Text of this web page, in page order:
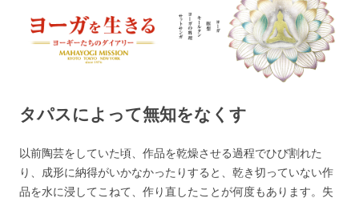
ヨーガを生きる — MAHAYOGI
MISSION ブログ
タパスによって無知をなくす
以前陶芸をしていた頃、作品を乾燥させる過程でひび割れた
り、成形に納得がいかなかったりすると、乾き切っていない作
品を水に浸してこねて、作り直したことが何度もあります。失